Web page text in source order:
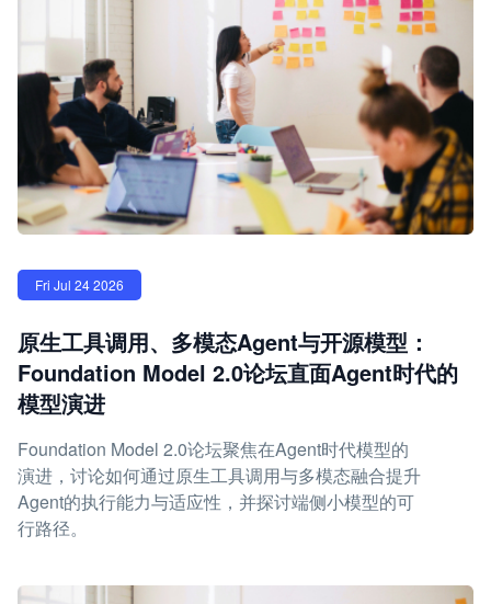
Fri Jul 24 2026
原生工具调用、多模态Agent与开源模型：
Foundation Model 2.0论坛直面Agent时代的
模型演进
Foundation Model 2.0论坛聚焦在Agent时代模型的
演进，讨论如何通过原生工具调用与多模态融合提升
Agent的执行能力与适应性，并探讨端侧小模型的可
行路径。